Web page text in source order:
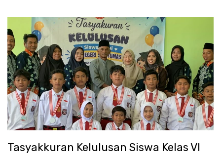
Tasyakkuran Kelulusan Siswa Kelas VI